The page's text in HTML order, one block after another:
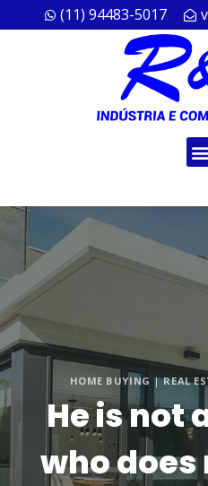
(11) 94483-5017
HOME BUYING |REAL
He is not
who does